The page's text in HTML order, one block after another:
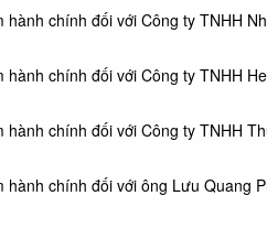
chính đối với Công ty TNHH
chính đối với Công ty TNHH
chính đối với Công ty TNHH
chính đối với ông Lưu Quang